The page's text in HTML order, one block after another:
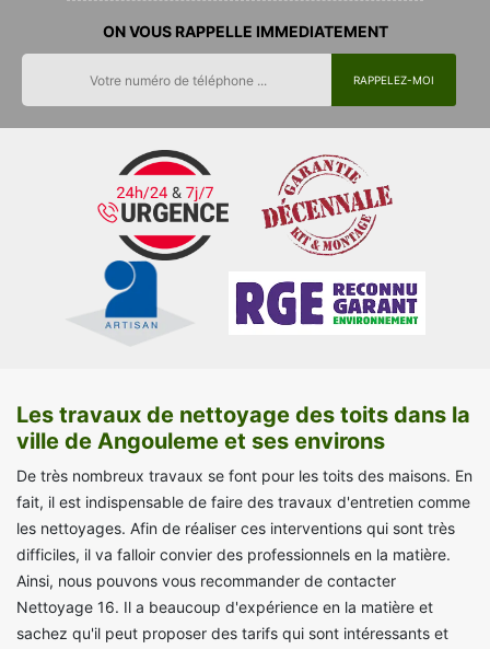
ON VOUS RAPPELLE IMMEDIATEMENT
Les travaux de nettoyage des toits dans la
ville de Angouleme et ses environs
De très nombreux travaux se font pour les toits des maisons. En
fait, il est indispensable de faire des travaux d'entretien comme
les nettoyages. Afin de réaliser ces interventions qui sont très
difficiles, il va falloir convier des professionnels en la matière.
Ainsi, nous pouvons vous recommander de contacter
Nettoyage 16. Il a beaucoup d'expérience en la matière et
sachez qu'il peut proposer des tarifs qui sont intéressants et